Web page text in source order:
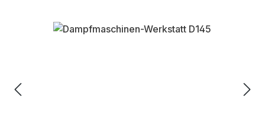
Bildergalerie überspringen